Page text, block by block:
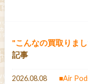
こんなの買取りまし
記事
2026.08.08
■Air